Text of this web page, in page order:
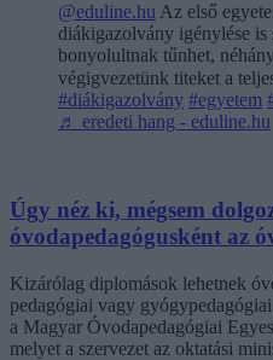
@eduline.hu Az első
diákigazolvány igénylése is
bonyolultnak tűnhet,
végigvezetünk titeket a
#diákigazolvány #egyetem
♬ eredeti hang - eduline.hu
Úgy néz ki, mégsem
óvodapedagógusként az
Kizárólag diplomások lehetnek
pedagógiai vagy
a Magyar Óvodapedagógiai
melyet a szervezet az oktatási